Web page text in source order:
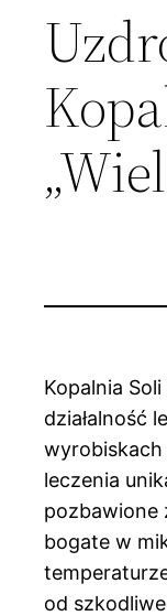
Kopalnia
działalność
leczenia
pozbawione
bogate w
od